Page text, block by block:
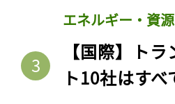
エネルギー・資源
【国際】ト
ト10社はす